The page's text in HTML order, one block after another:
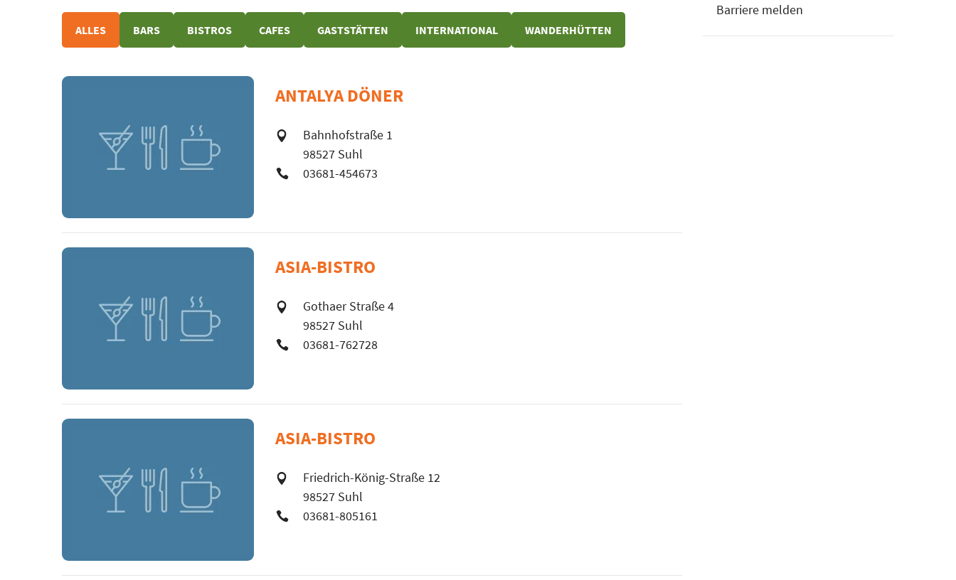
ALLES BARS BISTROS CAFES GASTSTÄTTEN INTERNATIONAL WANDERHÜTTEN
ANTALYA DÖNER
Bahnhofstraße 1
98527 Suhl
03681-454673
ASIA-BISTRO
Gothaer Straße 4
98527 Suhl
03681-762728
ASIA-BISTRO
Friedrich-König-Straße 12
98527 Suhl
03681-805161
Barriere melden